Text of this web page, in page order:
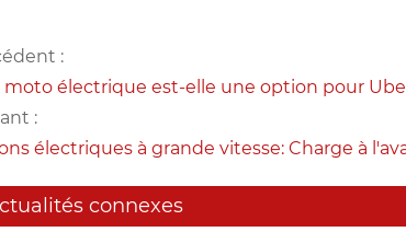
:
moto électrique est-elle une option pour
:
électriques à grande vitesse: Charge à
connexes